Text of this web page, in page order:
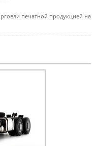
печатной продукцией на